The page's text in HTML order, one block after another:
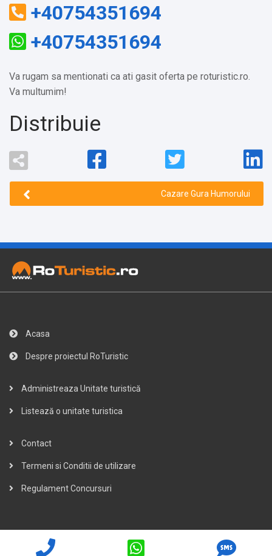
+40754351694
+40754351694
Va rugam sa mentionati ca ati gasit oferta pe roturistic.ro.
Va multumim!
Distribuie
Cazare Gura Humorului
Acasa
Despre proiectul RoTuristic
Administreaza Unitate turistică
Listează o unitate turistica
Contact
Termeni si Conditii de utilizare
Regulament Concursuri
Copyright © 2007 - 2026 www.RoTuristic.ro